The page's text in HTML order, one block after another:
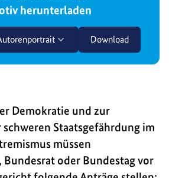
herunterladen
Download
Demokratie und zur
Staatsgefährdung im
müssen
oder Bundestag vor